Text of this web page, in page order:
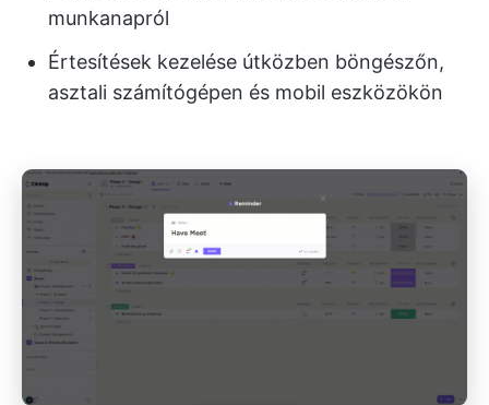
munkanapról
Értesítések kezelése útközben böngészőn,
asztali számítógépen és mobil eszközökön